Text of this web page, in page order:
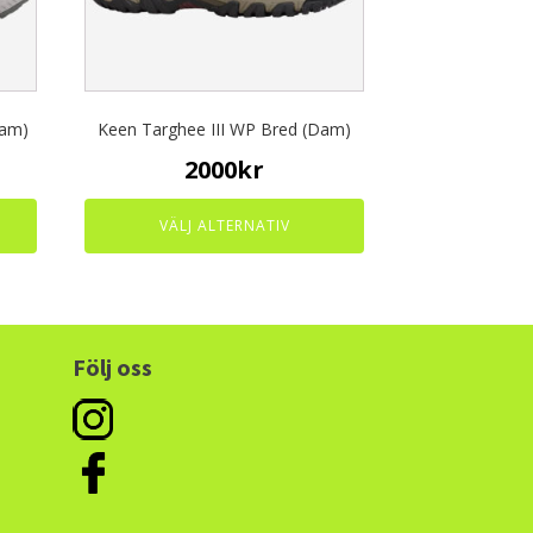
Keen Targhee III WP Bred (Dam)
2000kr
VÄLJ ALTERNATIV
may
on
product
Följ oss